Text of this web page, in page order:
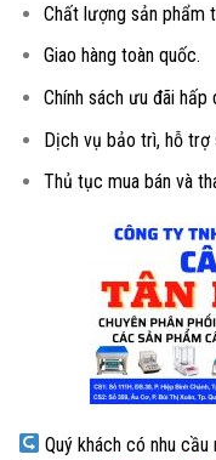
Chất lượng sản phẩm
Giao hàng toàn quốc.
Chính sách ưu đãi hấp
Dịch vụ bảo trì, hỗ trợ
Thủ tục mua bán và
Quý khách có nhu cầu